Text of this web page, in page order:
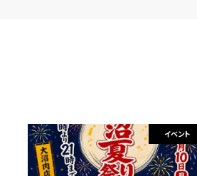
イベント